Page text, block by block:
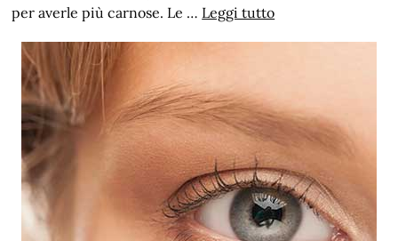
per averle più carnose. Le … Leggi tutto